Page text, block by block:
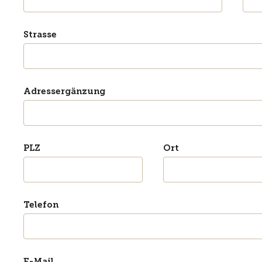
Strasse
Adressergänzung
PLZ Ort
Telefon